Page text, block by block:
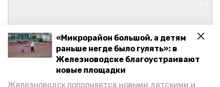
«Микрорайон большой, а детям
раньше негде было гулять»: в
Железноводске благоустраивают
новые площадки
Железноводск пополняется новыми детскими и